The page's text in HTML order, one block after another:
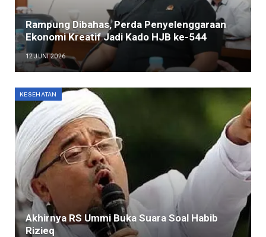
Rampung Dibahas, Perda Penyelenggaraan
Ekonomi Kreatif Jadi Kado HJB ke-544
12 JUNI 2026
KESEHATAN
Akhirnya RS Ummi Buka Suara Soal Habib
Rizieq